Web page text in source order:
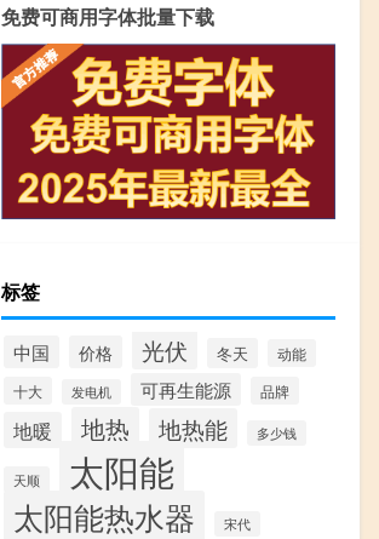
免费可商用字体批量下载
标签
中国 价格 光伏 冬天
动能
十大
发电机 可再生能源 品牌
地暖 地热 地热能 多少钱
天顺 太阳能
太阳能热水器 宋代